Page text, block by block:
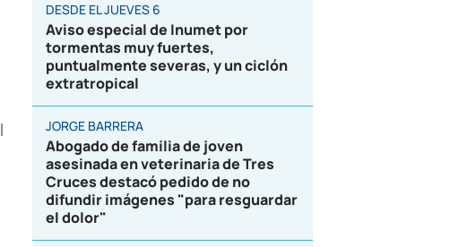
DESDE EL JUEVES 6
Aviso especial de Inumet por
tormentas muy fuertes,
puntualmente severas, y un ciclón
extratropical
JORGE BARRERA
Abogado de familia de joven
asesinada en veterinaria de Tres
Cruces destacó pedido de no
difundir imágenes "para resguardar
el dolor"